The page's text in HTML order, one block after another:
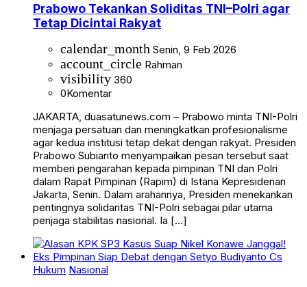
Prabowo Tekankan Soliditas TNI–Polri agar
Tetap Dicintai Rakyat
calendar_month Senin, 9 Feb 2026
account_circle Rahman
visibility 360
0Komentar
JAKARTA, duasatunews.com – Prabowo minta TNI-Polri
menjaga persatuan dan meningkatkan profesionalisme
agar kedua institusi tetap dekat dengan rakyat. Presiden
Prabowo Subianto menyampaikan pesan tersebut saat
memberi pengarahan kepada pimpinan TNI dan Polri
dalam Rapat Pimpinan (Rapim) di Istana Kepresidenan
Jakarta, Senin. Dalam arahannya, Presiden menekankan
pentingnya solidaritas TNI-Polri sebagai pilar utama
penjaga stabilitas nasional. Ia […]
Hukum Nasional